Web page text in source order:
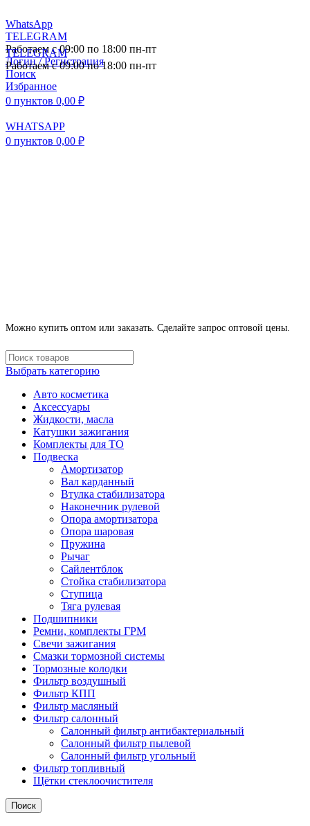
WhatsApp
TELEGRAM
Работаем с 09:00 по 18:00 пн-пт
Логин / Регистрация
Поиск
Избранное
0 пунктов 0,00 ₽
WHATSAPP
0 пунктов 0,00 ₽
TELEGRAM
Работаем с 09:00 по 18:00 пн-пт
Можно купить оптом или заказать. Сделайте запрос оптовой цены.
Выбрать категорию
Авто косметика
Аксессуары
Жидкости, масла
Катушки зажигания
Комплекты для ТО
Подвеска
Амортизатор
Вал карданный
Втулка стабилизатора
Наконечник рулевой
Опора амортизатора
Опора шаровая
Пружина
Рычаг
Сайлентблок
Стойка стабилизатора
Ступица
Тяга рулевая
Подшипники
Ремни, комплекты ГРМ
Свечи зажигания
Смазки тормозной системы
Тормозные колодки
Фильтр воздушный
Фильтр КПП
Фильтр масляный
Фильтр салонный
Салонный фильтр антибактериальный
Салонный фильтр пылевой
Салонный фильтр угольный
Фильтр топливный
Щётки стеклоочистителя
Поиск